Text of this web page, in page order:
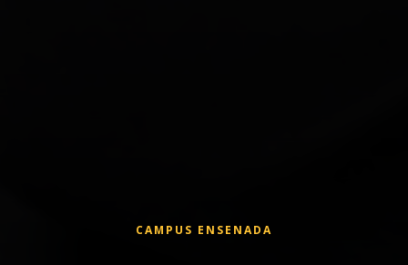
CAMPUS ENSENADA